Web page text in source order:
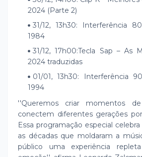
2024 (Parte 2)
31/12, 13h30: Interferência
1984
31/12, 17h00:Tecla Sap – As
2024 traduzidas
01/01, 13h30: Interferência
1994
''Queremos criar momentos
conectem diferentes gerações
Essa programação especial
as décadas que moldaram a
público uma experiência